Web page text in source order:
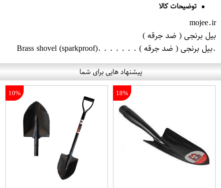
توضیحات کالا
mojee.ir
بیل برنجی ( ضد جرقه )
.بیل برنجی ( ضد جرقه ) . . . . . . .Brass shovel (sparkproof)
پیشنهاد هایی برای شما
18%
10%